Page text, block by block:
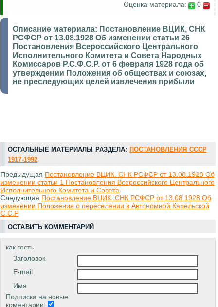
Оценка материала: 0
Описание материала: Постановление ВЦИК, СНК
РСФСР от 13.08.1928 Об изменении статьи 26
Постановления Всероссийского Центрального
Исполнительного Комитета и Совета Народных
Комиссаров Р.С.Ф.С.Р. от 6 февраля 1928 года об
утверждении Положения об обществах и союзах,
не преследующих целей извлечения прибыли
ОСТАЛЬНЫЕ МАТЕРИАЛЫ РАЗДЕЛА: ПОСТАНОВЛЕНИЯ СССР
1917-1992
Предыдущая Постановление ВЦИК. СНК РСФСР от 13.08.1928 Об
изменении статьи 1 Постановления Всероссийского Центрального
Исполнительного Комитета и Совета
Следующая Постановление ВЦИК. СНК РСФСР от 13.08.1928 Об
изменении Положения о переселении в Автономной Карельской
С.С.Р
ОСТАВИТЬ КОММЕНТАРИЙ
как гость
Заголовок
E-mail
Имя
Подписка на новые
коментарии: